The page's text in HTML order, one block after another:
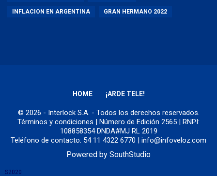
INFLACION EN ARGENTINA GRAN HERMANO 2022
HOME ¡ARDE TELE!
© 2026 - Interlock S.A. - Todos los derechos reservados.
Términos y condiciones | Número de Edición 2565 | RNPI:
108858354 DNDA#MJ RL 2019
Teléfono de contacto: 54 11 4322 6770 | info@infoveloz.com
Powered by SouthStudio
S2020